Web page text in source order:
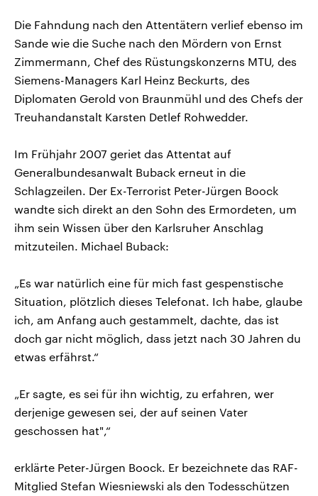
Die Fahndung nach den Attentätern verlief ebenso im
Sande wie die Suche nach den Mördern von Ernst
Zimmermann, Chef des Rüstungskonzerns MTU, des
Siemens-Managers Karl Heinz Beckurts, des
Diplomaten Gerold von Braunmühl und des Chefs der
Treuhandanstalt Karsten Detlef Rohwedder.
Im Frühjahr 2007 geriet das Attentat auf
Generalbundesanwalt Buback erneut in die
Schlagzeilen. Der Ex-Terrorist Peter-Jürgen Boock
wandte sich direkt an den Sohn des Ermordeten, um
ihm sein Wissen über den Karlsruher Anschlag
mitzuteilen. Michael Buback:
„Es war natürlich eine für mich fast gespenstische
Situation, plötzlich dieses Telefonat. Ich habe, glaube
ich, am Anfang auch gestammelt, dachte, das ist
doch gar nicht möglich, dass jetzt nach 30 Jahren du
etwas erfährst.“
„Er sagte, es sei für ihn wichtig, zu erfahren, wer
derjenige gewesen sei, der auf seinen Vater
geschossen hat",“
erklärte Peter-Jürgen Boock. Er bezeichnete das RAF-
Mitglied Stefan Wiesniewski als den Todesschützen